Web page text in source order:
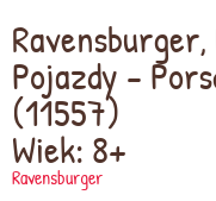
Pojazdy -
(11557)
Wiek: 8+
Ravensburger